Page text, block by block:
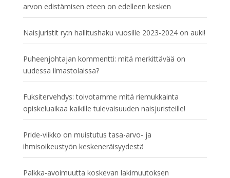
arvon edistämisen eteen on edelleen kesken
Naisjuristit ry:n hallitushaku vuosille 2023-2024 on auki!
Puheenjohtajan kommentti: mitä merkittävää on
uudessa ilmastolaissa?
Fuksitervehdys: toivotamme mitä riemukkainta
opiskeluaikaa kaikille tulevaisuuden naisjuristeille!
Pride-viikko on muistutus tasa-arvo- ja
ihmisoikeustyön keskeneräisyydestä
Palkka-avoimuutta koskevan lakimuutoksen